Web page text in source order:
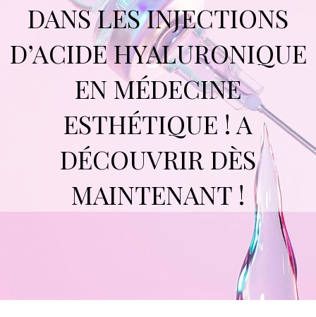
DANS LES INJECTIONS
D’ACIDE HYALURONIQUE
EN MÉDECINE
ESTHÉTIQUE ! A
DÉCOUVRIR DÈS
MAINTENANT !